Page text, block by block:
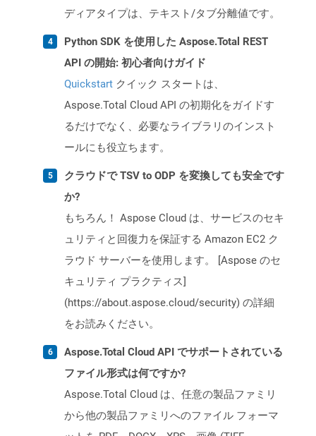
ディアタイプは、テキスト/タブ分離値です。
Python SDK を使用した Aspose.Total REST
API の開始: 初心者向けガイド
Quickstart クイック スタートは、
Aspose.Total Cloud API の初期化をガイドす
るだけでなく、必要なライブラリのインスト
ールにも役立ちます。
クラウドで TSV to ODP を変換しても安全です
か?
もちろん！ Aspose Cloud は、サービスのセキ
ュリティと回復力を保証する Amazon EC2 ク
ラウド サーバーを使用します。 [Aspose のセ
キュリティ プラクティス]
(https://about.aspose.cloud/security) の詳細
をお読みください。
Aspose.Total Cloud API でサポートされている
ファイル形式は何ですか?
Aspose.Total Cloud は、任意の製品ファミリ
から他の製品ファミリへのファイル フォーマ